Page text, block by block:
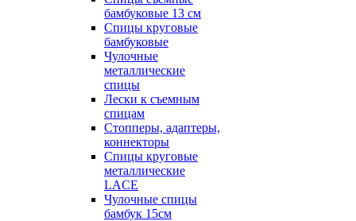
бамбуковые 13 см
Спицы круговые
бамбуковые
Чулочные
металлические
спицы
Лески к съемным
спицам
Стопперы, адаптеры,
коннекторы
Спицы круговые
металлические
LACE
Чулочные спицы
бамбук 15см